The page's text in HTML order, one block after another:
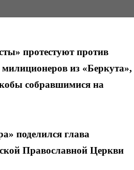
протестуют против
из «Беркута»,
собравшимися на
поделился глава
Православной Церкви